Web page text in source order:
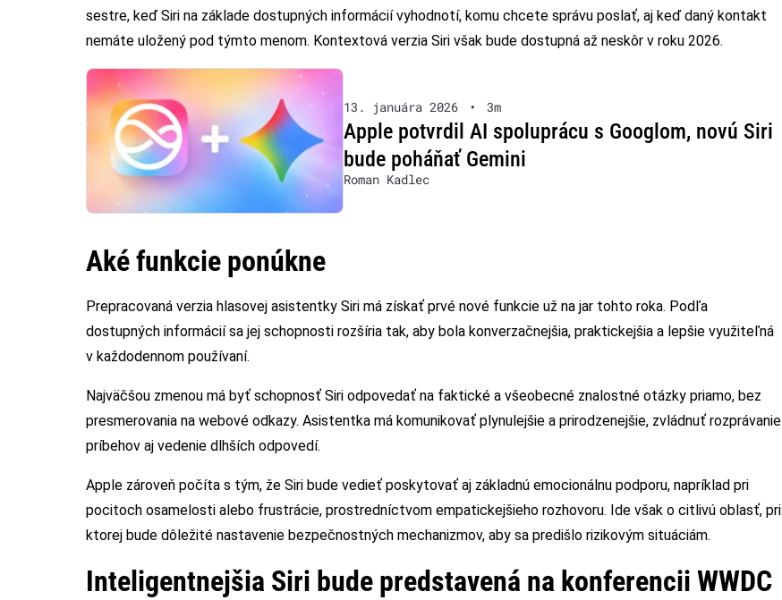
sestre, keď Siri na základe dostupných informácií vyhodnotí, komu chcete správu poslať, aj keď daný kontakt
nemáte uložený pod týmto menom. Kontextová verzia Siri však bude dostupná až neskôr v roku 2026.
13. januára 2026 • 3m
Apple potvrdil AI spoluprácu s Googlom, novú Siri
bude poháňať Gemini
Roman Kadlec
Aké funkcie ponúkne
Prepracovaná verzia hlasovej asistentky Siri má získať prvé nové funkcie už na jar tohto roka. Podľa
dostupných informácií sa jej schopnosti rozšíria tak, aby bola konverzačnejšia, praktickejšia a lepšie využiteľná
v každodennom používaní.
Najväčšou zmenou má byť schopnosť Siri odpovedať na faktické a všeobecné znalostné otázky priamo, bez
presmerovania na webové odkazy. Asistentka má komunikovať plynulejšie a prirodzenejšie, zvládnuť rozprávanie
príbehov aj vedenie dlhších odpovedí.
Apple zároveň počíta s tým, že Siri bude vedieť poskytovať aj základnú emocionálnu podporu, napríklad pri
pocitoch osamelosti alebo frustrácie, prostredníctvom empatickejšieho rozhovoru. Ide však o citlivú oblasť, pri
ktorej bude dôležité nastavenie bezpečnostných mechanizmov, aby sa predišlo rizikovým situáciám.
Inteligentnejšia Siri bude predstavená na konferencii WWDC